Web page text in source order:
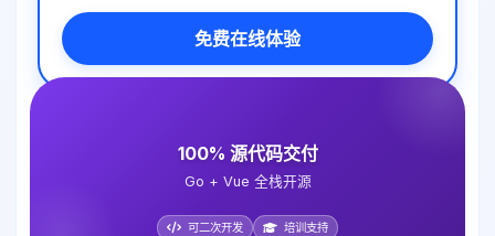
免费在线体验
100% 源代码交付
Go + Vue 全栈开源
可二次开发 培训支持